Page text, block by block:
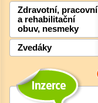
Zdravotní, pracovní
a rehabilitační
obuv, nesmeky
Zvedáky